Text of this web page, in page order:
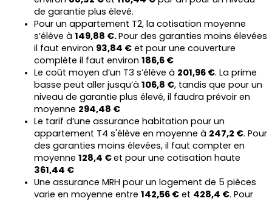
de garantie plus élevé.
Pour un appartement T2, la cotisation moyenne
s’élève à 149,88 €. Pour des garanties moins élevées
il faut environ 93,84 € et pour une couverture
complète il faut environ 186,6 €
Le coût moyen d’un T3 s’élève à 201,96 €. La prime
basse peut aller jusqu’à 106,8 €, tandis que pour un
niveau de garantie plus élevé, il faudra prévoir en
moyenne 294,48 €
Le tarif d’une assurance habitation pour un
appartement T4 s'élève en moyenne à 247,2 €. Pour
des garanties moins élevées, il faut compter en
moyenne 128,4 €
361,44 €
Une assurance MRH pour un logement de 5 pièces
varie en moyenne entre 142,56 € et 428,4 €. Pour